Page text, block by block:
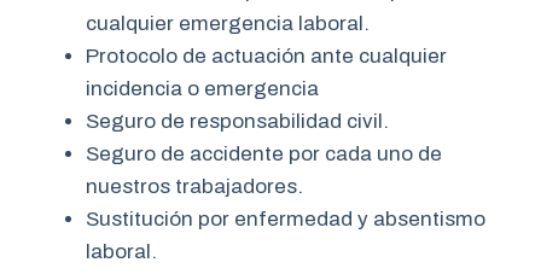
cualquier emergencia laboral.
Protocolo de actuación ante cualquier
incidencia o emergencia
Seguro de responsabilidad civil.
Seguro de accidente por cada uno de
nuestros trabajadores.
Sustitución por enfermedad y absentismo
laboral.